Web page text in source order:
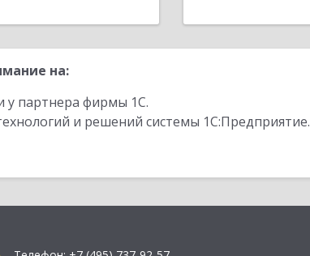
на:
у партнера фирмы 1С.
и решений системы 1С:Предприятие.